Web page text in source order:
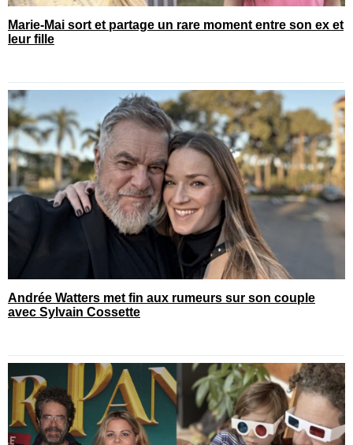
Marie-Mai sort et partage un rare moment entre son ex et
leur fille
Andrée Watters met fin aux rumeurs sur son couple
avec Sylvain Cossette